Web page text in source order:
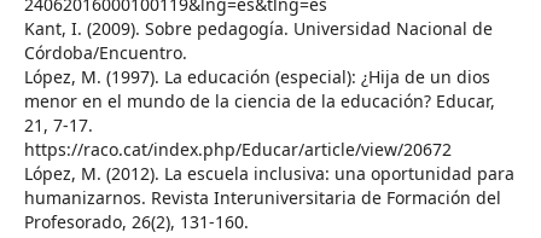
Kant, I. (2009). Sobre pedagogía. Universidad Nacional de
Córdoba/Encuentro.
López, M. (1997). La educación (especial): ¿Hija de un dios
menor en el mundo de la ciencia de la educación? Educar,
21, 7-17.
https://raco.cat/index.php/Educar/article/view/20672
López, M. (2012). La escuela inclusiva: una oportunidad para
humanizarnos. Revista Interuniversitaria de Formación del
Profesorado, 26(2), 131-160.